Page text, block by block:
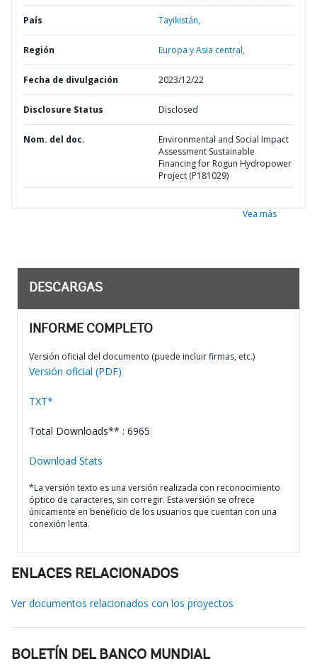
País Tayikistán,
Región Europa y Asia central,
Fecha de divulgación 2023/12/22
Disclosure Status Disclosed
Nom. del doc.
Environmental and Social Impact
Assessment Sustainable
Financing for Rogun Hydropower
Project (P181029)
Vea más
DESCARGAS
INFORME COMPLETO
Versión oficial del documento (puede incluir firmas, etc.)
Versión oficial (PDF)
TXT*
Total Downloads** : 6965
Download Stats
*La versión texto es una versión realizada con reconocimiento
óptico de caracteres, sin corregir. Esta versión se ofrece
únicamente en beneficio de los usuarios que cuentan con una
conexión lenta.
ENLACES RELACIONADOS
Ver documentos relacionados con los proyectos
BOLETÍN DEL BANCO MUNDIAL